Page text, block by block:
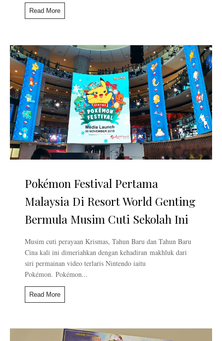
Read More
Pokémon Festival Pertama
Malaysia Di Resort World Genting
Bermula Musim Cuti Sekolah Ini
Musim cuti perayaan Krismas, Tahun Baru dan Tahun Baru
Cina kali ini dimeriahkan dengan kehadiran makhluk dari
siri permainan video terlaris Nintendo iaitu
Pokémon. Pokémon...
Read More